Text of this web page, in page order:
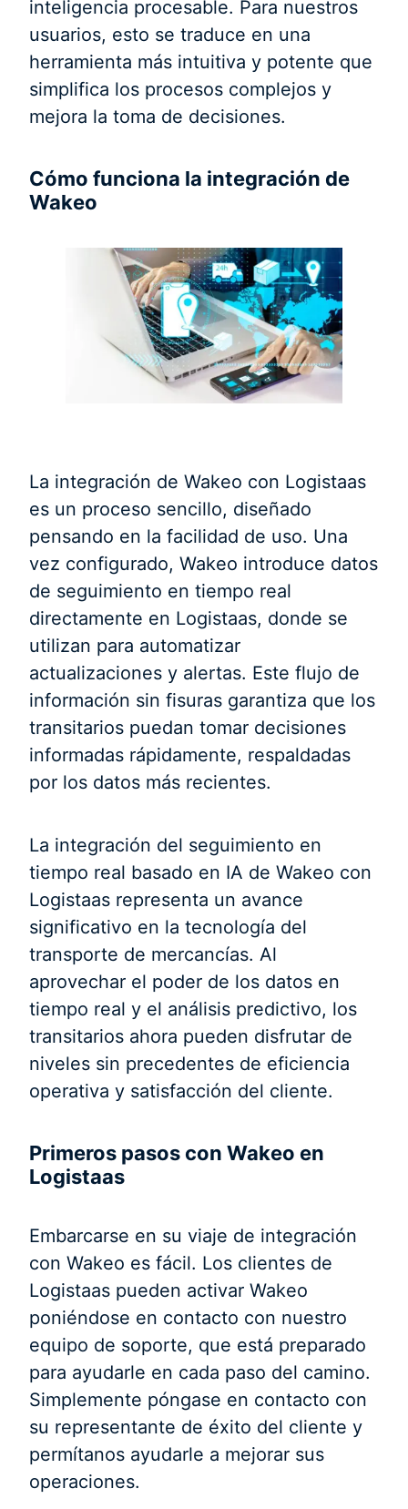
inteligencia procesable. Para nuestros
usuarios, esto se traduce en una
herramienta más intuitiva y potente que
simplifica los procesos complejos y
mejora la toma de decisiones.
Cómo funciona la integración de
Wakeo
La integración de Wakeo con Logistaas
es un proceso sencillo, diseñado
pensando en la facilidad de uso. Una
vez configurado, Wakeo introduce datos
de seguimiento en tiempo real
directamente en Logistaas, donde se
utilizan para automatizar
actualizaciones y alertas. Este flujo de
información sin fisuras garantiza que los
transitarios puedan tomar decisiones
informadas rápidamente, respaldadas
por los datos más recientes.
La integración del seguimiento en
tiempo real basado en IA de Wakeo con
Logistaas representa un avance
significativo en la tecnología del
transporte de mercancías. Al
aprovechar el poder de los datos en
tiempo real y el análisis predictivo, los
transitarios ahora pueden disfrutar de
niveles sin precedentes de eficiencia
operativa y satisfacción del cliente.
Primeros pasos con Wakeo en
Logistaas
Embarcarse en su viaje de integración
con Wakeo es fácil. Los clientes de
Logistaas pueden activar Wakeo
poniéndose en contacto con nuestro
equipo de soporte, que está preparado
para ayudarle en cada paso del camino.
Simplemente póngase en contacto con
su representante de éxito del cliente y
permítanos ayudarle a mejorar sus
operaciones.